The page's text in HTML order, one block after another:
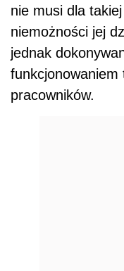
nie musi dla
niemożności jej
jednak
funkcjonowaniem
pracowników.